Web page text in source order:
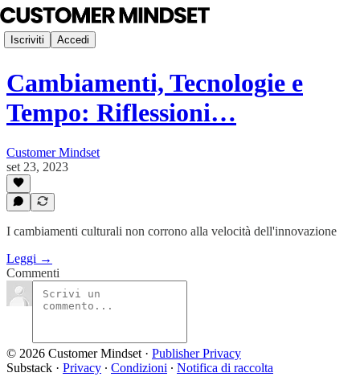
Iscriviti Accedi
Cambiamenti, Tecnologie e
Tempo: Riflessioni…
Customer Mindset
set 23, 2023
I cambiamenti culturali non corrono alla velocità dell'innovazione
Leggi →
Commenti
© 2026 Customer Mindset · Publisher Privacy
Substack · Privacy ∙ Condizioni ∙ Notifica di raccolta